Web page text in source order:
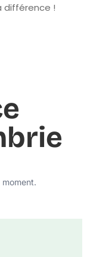
différence !